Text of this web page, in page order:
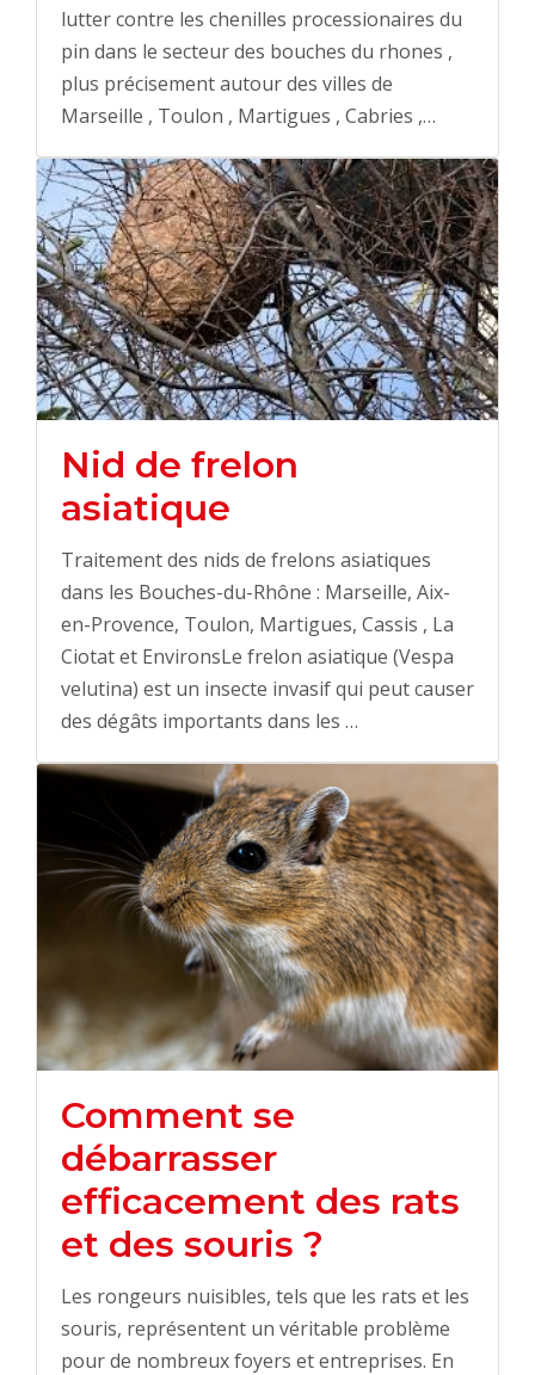
lutter contre les chenilles processionaires du
pin dans le secteur des bouches du rhones ,
plus précisement autour des villes de
Marseille , Toulon , Martigues , Cabries ,…
Nid de frelon
asiatique
Traitement des nids de frelons asiatiques
dans les Bouches-du-Rhône : Marseille, Aix-
en-Provence, Toulon, Martigues, Cassis , La
Ciotat et EnvironsLe frelon asiatique (Vespa
velutina) est un insecte invasif qui peut causer
des dégâts importants dans les …
Comment se
débarrasser
efficacement des rats
et des souris ?
Les rongeurs nuisibles, tels que les rats et les
souris, représentent un véritable problème
pour de nombreux foyers et entreprises. En